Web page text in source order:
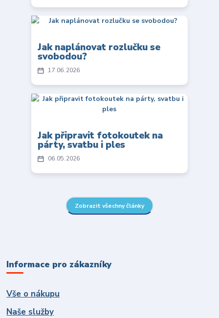
17 06 2026
Jak naplánovat rozlučku se
svobodou?
06 05 2026
Jak připravit fotokoutek na
párty, svatbu i ples
Zobrazit všechny články
Informace pro zákazníky
Vše o nákupu
Naše služby